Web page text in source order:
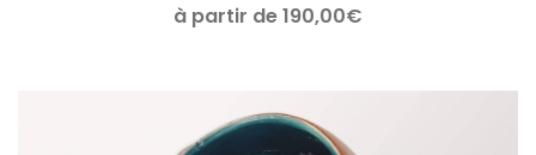
à partir de190,00€